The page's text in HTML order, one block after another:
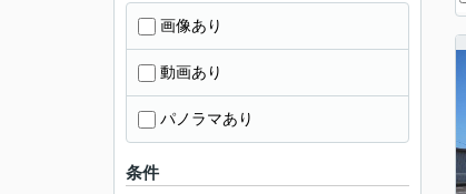
画像あり
動画あり
パノラマあり
条件